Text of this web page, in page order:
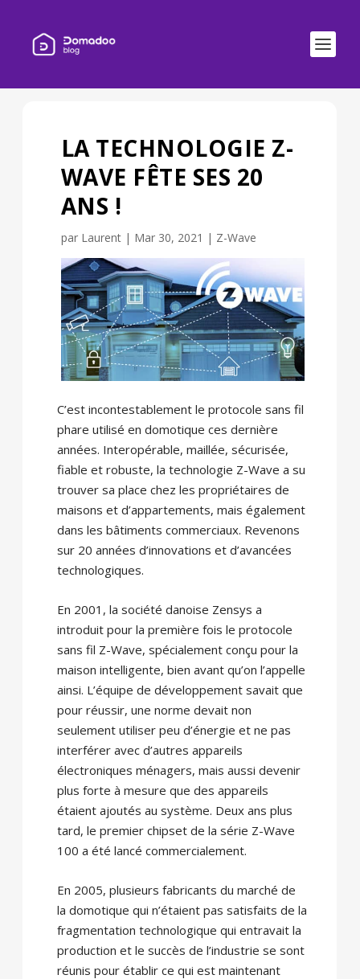
LA TECHNOLOGIE Z-
WAVE FÊTE SES 20
ANS !
par Laurent| Mar 30, 2021 | Z-Wave
C’est incontestablement le protocole sans fil
phare utilisé en domotique ces dernière
années. Interopérable, maillée, sécurisée,
fiable et robuste, la technologie Z-Wave a su
trouver sa place chez les propriétaires de
maisons et d’appartements, mais également
dans les bâtiments commerciaux. Revenons
sur 20 années d’innovations et d’avancées
technologiques.
En 2001, la société danoise Zensys a
introduit pour la première fois le protocole
sans fil Z-Wave, spécialement conçu pour la
maison intelligente, bien avant qu’on l’appelle
ainsi. L’équipe de développement savait que
pour réussir, une norme devait non
seulement utiliser peu d’énergie et ne pas
interférer avec d’autres appareils
électroniques ménagers, mais aussi devenir
plus forte à mesure que des appareils
étaient ajoutés au système. Deux ans plus
tard, le premier chipset de la série Z-Wave
100 a été lancé commercialement.
En 2005, plusieurs fabricants du marché de
la domotique qui n’étaient pas satisfaits de la
fragmentation technologique qui entravait la
production et le succès de l’industrie se sont
réunis pour établir ce qui est maintenant